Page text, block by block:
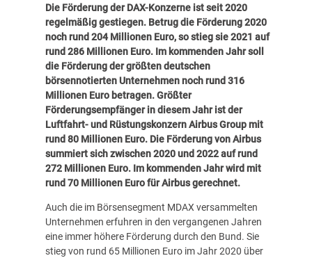
Die Förderung der DAX-Konzerne ist seit 2020
regelmäßig gestiegen. Betrug die Förderung 2020
noch rund 204 Millionen Euro, so stieg sie 2021 auf
rund 286 Millionen Euro. Im kommenden Jahr soll
die Förderung der größten deutschen
börsennotierten Unternehmen noch rund 316
Millionen Euro betragen. Größter
Förderungsempfänger in diesem Jahr ist der
Luftfahrt- und Rüstungskonzern Airbus Group mit
rund 80 Millionen Euro. Die Förderung von Airbus
summiert sich zwischen 2020 und 2022 auf rund
272 Millionen Euro. Im kommenden Jahr wird mit
rund 70 Millionen Euro für Airbus gerechnet.
Auch die im Börsensegment MDAX versammelten
Unternehmen erfuhren in den vergangenen Jahren
eine immer höhere Förderung durch den Bund. Sie
stieg von rund 65 Millionen Euro im Jahr 2020 über